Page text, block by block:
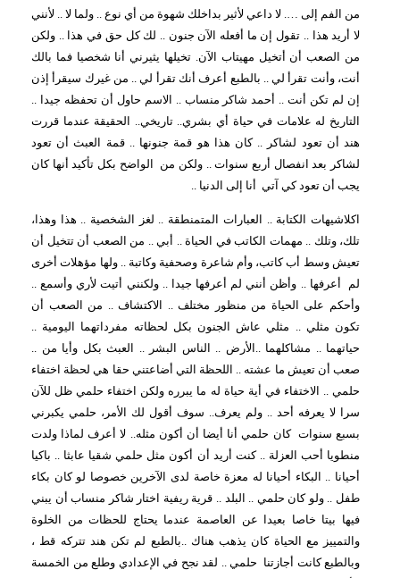
من الفم إلى …. لا داعي لأثير بداخلك شهوة من أي نوع .. ولما لا .. لأنني
لا أريد هذا .. تقول إن ما أفعله الآن جنون .. لك كل حق في هذا .. ولكن
من الصعب أن أتخيل مهيتاب الآن. تخيلها يثيرني أنا شخصيا فما بالك
أنت، وأنت تقرأ لي .. بالطبع أعرف أنك تقرأ لي .. من غيرك سيقرأ إذن
إن لم تكن أنت .. أحمد شاكر منساب .. الاسم حاول أن تحفظه جيدا ..
التاريخ له علامات في حياة أي بشري.. تاريخي.. الحقيقة عندما قررت
هند أن تعود لشاكر .. كان هذا هو قمة جنونها .. قمة العبث أن تعود
لشاكر بعد انفصال أربع سنوات .. ولكن من
الواضح بكل تأكيد أنها كان
يجب أن تعود كي آتي أنا إلى الدنيا ..
اكلاشيهات الكتابة .. العبارات المتمنطقة .. لغز الشخصية .. هذا وهذا،
تلك، وتلك .. مهمات الكاتب في الحياة .. أبي .. من الصعب أن تتخيل أن
تعيش وسط أب كاتب، وأم شاعرة وصحفية وكاتبة .. ولها مؤهلات أخرى
لم
أعرفها .. وأظن أنني لم أعرفها جيدا .. ولكنني أتيت لأري وأسمع ..
وأحكم على الحياة من منظور مختلف .. الاكتشاف .. من الصعب أن
تكون مثلي .. مثلي عاش الجنون بكل لحظاته مفرداتهما اليومية ..
حياتهما .. مشاكلهما ..الأرض .. الناس البشر .. العبث بكل وأيا من ..
صعب أن تعيش ما عشته .. اللحظة التي أضاعتني حقا هي لحظة اختفاء
حلمي .. الاختفاء في أية حياة له ما يبرره ولكن اختفاء حلمي ظل للآن
سرا لا يعرفه أحد .. ولم يعرف.. سوف أقول لك الأمر، حلمي يكبرني
بسبع سنوات كان حلمي أنا أيضا أن أكون مثله.. لا أعرف لماذا ولدت
منطويا أحب العزلة .. كنت أريد أن أكون مثل حلمي شقيا عابثا .. باكيا
أحيانا .. البكاء أحيانا له معزة خاصة لدى الآخرين خصوصا لو كان بكاء
طفل .. ولو كان حلمي .. البلد .. قرية ريفية اختار شاكر منساب أن يبني
فيها بيتا خاصا بعيدا عن العاصمة عندما يحتاج للحظات من الخلوة
والتمييز مع الحياة كان يذهب هناك ..بالطبع لم تكن هند تتركه قط ،
وبالطبع كانت أجازتنا حلمي .. لقد نجح في الإعدادي وطلع من الخمسة